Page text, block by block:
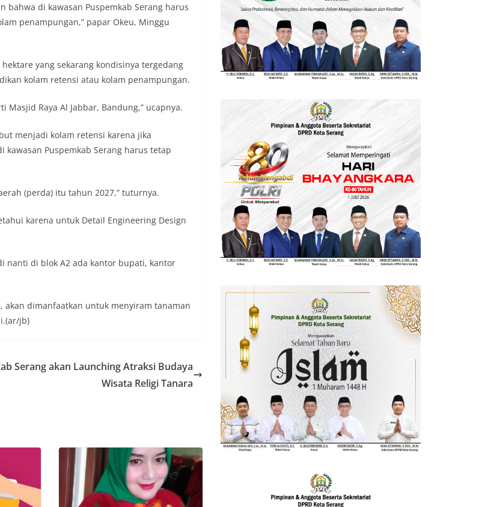
di kawasan Puspemkab Serang harus
penampungan,” papar Okeu, Minggu
yang sekarang kondisinya tergedang
kolam retensi atau kolam penampungan.
Raya Al Jabbar, Bandung,” ucapnya.
menjadi kolam retensi karena jika
Puspemkab Serang harus tetap
(perda) itu tahun 2027,” tuturnya.
karena untuk Detail Engineering Design
nanti di blok A2 ada kantor bupati, kantor
dimanfaatkan untuk menyiram tanaman
jb)
Serang akan Launching Atraksi Budaya
Wisata Religi Tanara